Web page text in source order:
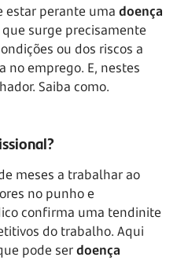
estar perante uma doença
surge precisamente
ou dos riscos a
no emprego. E, nestes
Saiba como.
meses a trabalhar ao
no punho e
confirma uma tendinite
do trabalho. Aqui
pode serdoença